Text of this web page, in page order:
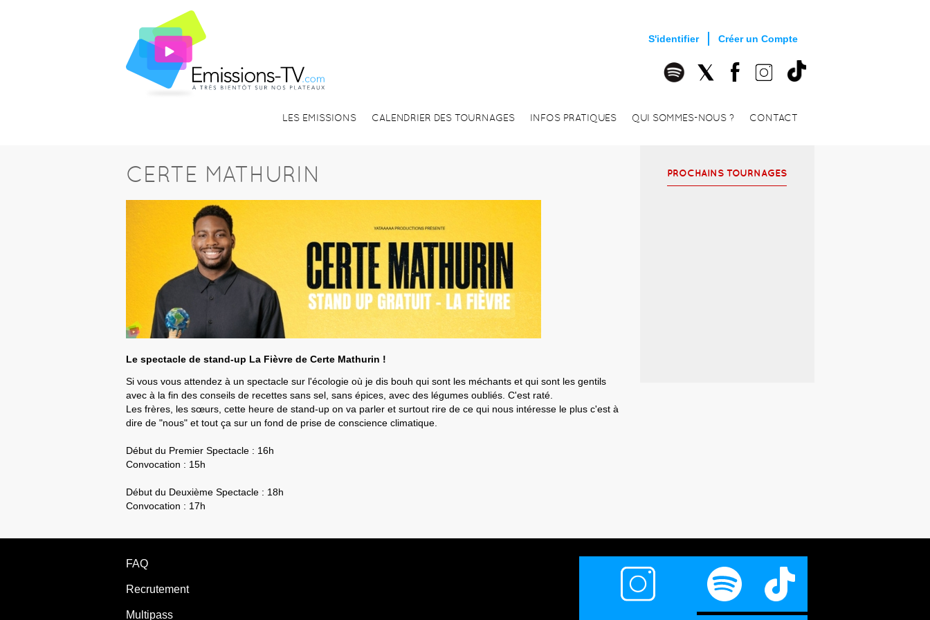
S'identifier Créer un Compte
LES EMISSIONS CALENDRIER DES TOURNAGES INFOS PRATIQUES QUI SOMMES-NOUS ? CONTACT
CERTE MATHURIN
Le spectacle de stand-up La Fièvre de Certe Mathurin !
Si vous vous attendez à un spectacle sur l'écologie où je dis bouh qui sont les méchants et qui sont les gentils
avec à la fin des conseils de recettes sans sel, sans épices, avec des légumes oubliés. C'est raté.
Les frères, les sœurs, cette heure de stand-up on va parler et surtout rire de ce qui nous intéresse le plus c'est à
dire de "nous" et tout ça sur un fond de prise de conscience climatique.
Début du Premier Spectacle : 16h
Convocation : 15h
Début du Deuxième Spectacle : 18h
Convocation : 17h
PROCHAINS TOURNAGES
FAQ
Recrutement
Multipass